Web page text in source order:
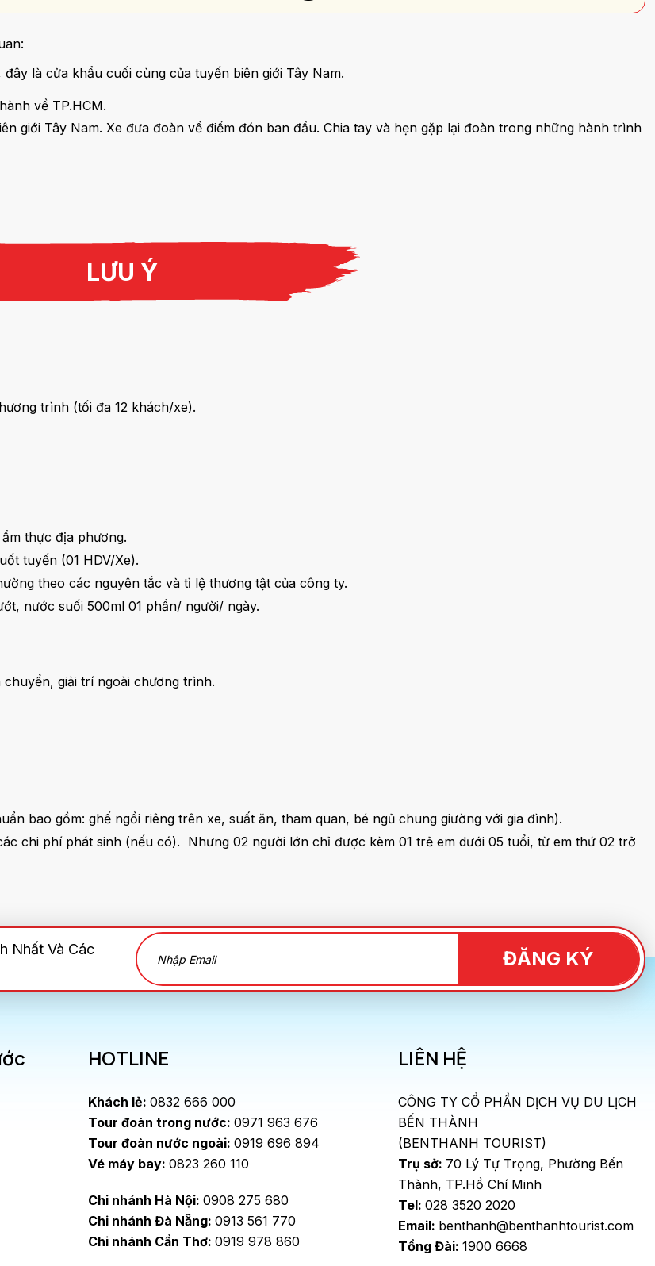
đây là cửa khẩu cuối cùng của tuyến biên giới Tây Nam.
về TP.HCM.
giới Tây Nam. Xe đưa đoàn về điểm đón ban đầu. Chia tay và hẹn gặp lại đoàn trong những hành trình
LƯU Ý
trình (tối đa 12 khách/xe).
thực địa phương.
tuyến (01 HDV/Xe).
theo các nguyên tắc và tỉ lệ thương tật của công ty.
nước suối 500ml 01 phần/ người/ ngày.
giải trí ngoài chương trình.
bao gồm: ghế ngồi riêng trên xe, suất ăn, tham quan, bé ngủ chung giường với gia đình).
chi phí phát sinh (nếu có). Nhưng 02 người lớn chỉ được kèm 01 trẻ em dưới 05 tuổi, từ em thứ 02 trở
Nhất Và Các
ĐĂNG KÝ
HOTLINE
Khách lẻ: 0832 666 000
Tour đoàn trong nước: 0971 963 676
Tour đoàn nước ngoài: 0919 696 894
Vé máy bay: 0823 260 110
Chi nhánh Hà Nội: 0908 275 680
Chi nhánh Đà Nẵng: 0913 561 770
Chi nhánh Cần Thơ: 0919 978 860
LIÊN HỆ
CÔNG TY CỔ PHẦN DỊCH VỤ DU LỊCH
BẾN THÀNH
(BENTHANH TOURIST)
Trụ sở: 70 Lý Tự Trọng, Phường Bến
Thành, TP.Hồ Chí Minh
Tel: 028 3520 2020
Email: benthanh@benthanhtourist.com
Tổng Đài: 1900 6668